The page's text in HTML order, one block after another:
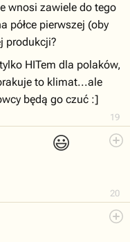
19
wnosi zawiele do tego
półce pierwszej (oby
produkcji?
HITem dla polaków,
to klimat...ale
będą go czuć :]
😃
20